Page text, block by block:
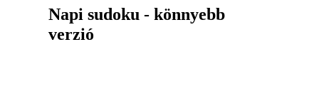
Napi sudoku - könnyebb
verzió